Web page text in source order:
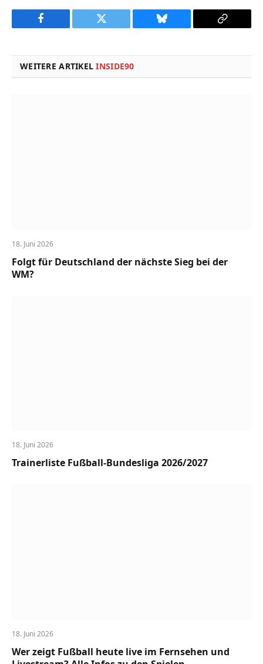
Facebook Twitter Bluesky
Copy
WEITERE ARTIKELINSIDE90
18. Juni 2026
Folgt für Deutschland der nächste Sieg bei der
WM?
18. Juni 2026
Trainerliste Fußball-Bundesliga 2026/2027
18. Juni 2026
Wer zeigt Fußball heute live im Fernsehen und